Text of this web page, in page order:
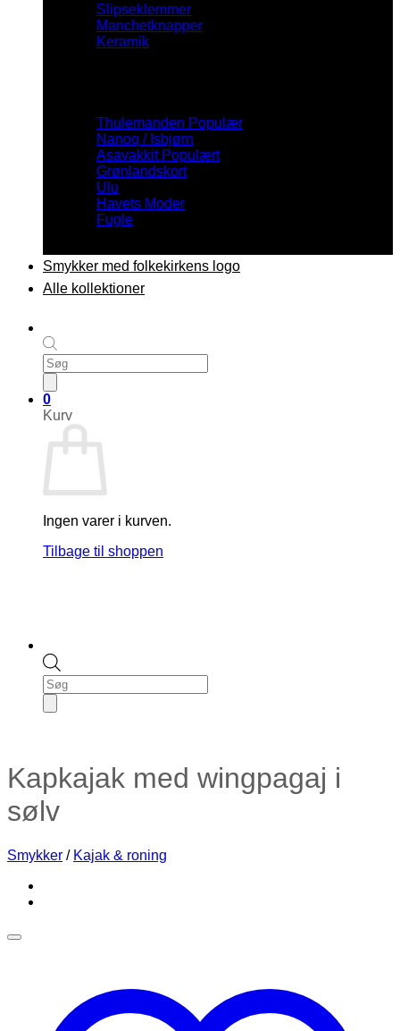
Products
search
0
Kurv
Ingen varer i kurven.
Tilbage til shoppen
Slipseklemmer
Manchetknapper
Keramik
Thulemanden
Nanoq / Isbjørn
Asavakkit
Grønlandskort
Ulu
Havets Moder
Fugle
Smykker med folkekirkens logo
Alle kollektioner
Products
search
Kapkajak med wingpagaj i
sølv
Smykker / Kajak & roning